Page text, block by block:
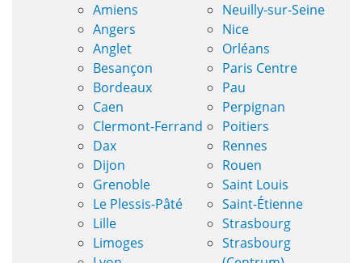
Amiens
Angers
Anglet
Besançon
Bordeaux
Caen
Clermont-Ferrand
Dax
Dijon
Grenoble
Le Plessis-Pâté
Lille
Limoges
Neuilly-sur-Seine
Nice
Orléans
Paris Centre
Pau
Perpignan
Poitiers
Rennes
Rouen
Saint Louis
Saint-Étienne
Strasbourg
Strasbourg